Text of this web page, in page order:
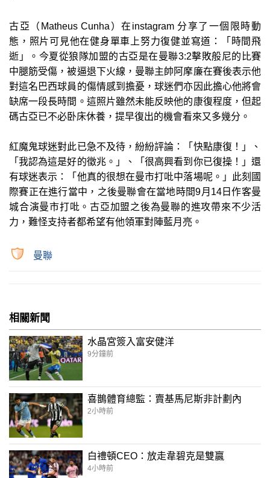
古亞（Matheus Cunha）在instagram 分享了一個限時動
態，照片可見他在健身單車上努力復健並寫道：「時間飛
逝」。今夏從狼隊加盟的古亞是在曼聯3:2擊敗般尼的比賽
中腿筋受傷，被逼退下火線，曼聯主帥阿摩廉在賽後表示他
對這名巴西球員的傷情感到擔憂，球迷們亦因此擔心他將會
缺席一段長時間。這照片雖然未能反映他的康復程度，但起
碼古亞已不必卧床休養，提早復出的機會看來又多幾分。
紅魔鬼球迷對此已急不及待，紛紛評論：「快點康復！」、
「我認為這是好的徵兆。」、「很高興看到你已復操！」還
有球迷表示：「他真的很想在曼市打吡中落場呢。」此刻國
際賽正在進行當中，之後曼聯會在當地時間9月14日作客曼
城合演曼市打吡。古亞加盟之後為曼聯的進攻帶來不少活
力，難怪支持者都希望有他領軍對陣藍月亮。
曼聯
相關新聞
水晶宮簽入富安健洋
9分鐘前
喜鵲體育總監：賣基馬尼斯非計劃內
2小時前
白禮頓CEO：放走韋碧克是雙贏
4小時前